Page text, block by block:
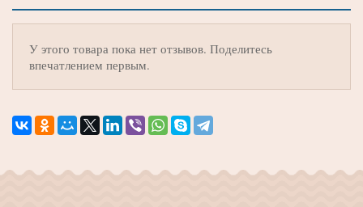
У этого товара пока нет отзывов. Поделитесь
впечатлением первым.